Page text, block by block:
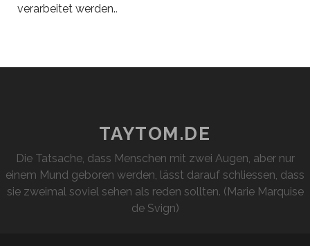
verarbeitet werden..
TAYTOM.DE
Die Tatsache, dass Menschen mit zwei Augen, aber nur
einem Mund geboren werden, lässt darauf schliessen, dass
sie zweimal soviel sehen als reden sollten. (Marie Marquise
de Svign)